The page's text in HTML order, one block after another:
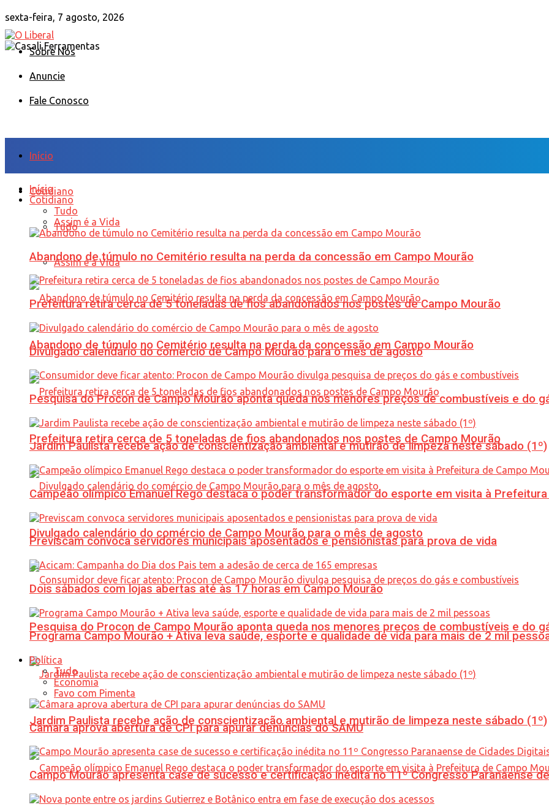
sexta-feira, 7 agosto, 2026
Sobre Nós
Anuncie
Fale Conosco
Início
Cotidiano
Tudo
Assim é a Vida
Abandono de túmulo no Cemitério resulta na perda da concessão em Campo Mourão
Prefeitura retira cerca de 5 toneladas de fios abandonados nos postes de Campo Mourão
Divulgado calendário do comércio de Campo Mourão para o mês de agosto
Pesquisa do Procon de Campo Mourão aponta queda nos menores preços de combustíveis e do
Jardim Paulista recebe ação de conscientização ambiental e mutirão de limpeza neste sábado (1º)
Início
Cotidiano
Tudo
Assim é a Vida
Abandono de túmulo no Cemitério resulta na perda da concessão em Campo Mourão
Prefeitura retira cerca de 5 toneladas de fios abandonados nos postes de Campo Mourão
Divulgado calendário do comércio de Campo Mourão para o mês de agosto
Pesquisa do Procon de Campo Mourão aponta queda nos menores preços de combustíveis e do
Jardim Paulista recebe ação de conscientização ambiental e mutirão de limpeza neste sábado (1º)
Campeão olímpico Emanuel Rego destaca o poder transformador do esporte em visita à
Previscam convoca servidores municipais aposentados e pensionistas para prova de vida
Dois sábados com lojas abertas até às 17 horas em Campo Mourão
Programa Campo Mourão + Ativa leva saúde, esporte e qualidade de vida para mais de 2 mil
Política
Tudo
Economia
Favo com Pimenta
Câmara aprova abertura de CPI para apurar denúncias do SAMU
Campo Mourão apresenta case de sucesso e certificação inédita no 11º Congresso Paranaense